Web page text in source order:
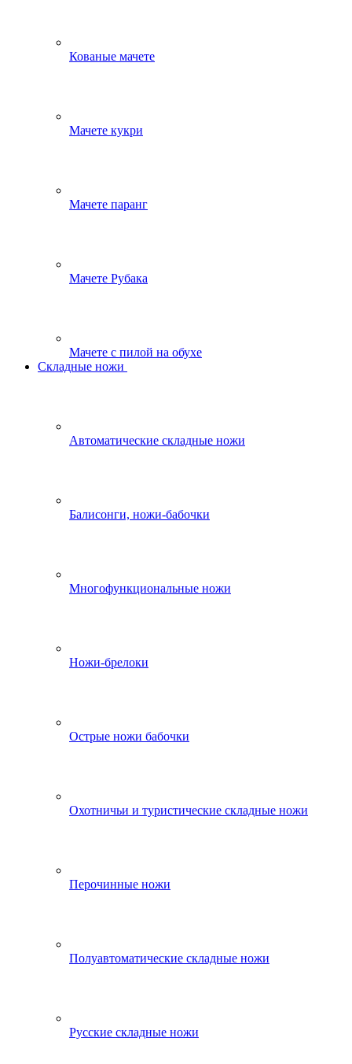
Кованые мачете
Мачете кукри
Мачете паранг
Мачете Рубака
Мачете с пилой на обухе
Складные ножи
Автоматические складные ножи
Балисонги, ножи-бабочки
Многофункциональные ножи
Ножи-брелоки
Острые ножи бабочки
Охотничьи и туристические складные ножи
Перочинные ножи
Полуавтоматические складные ножи
Русские складные ножи